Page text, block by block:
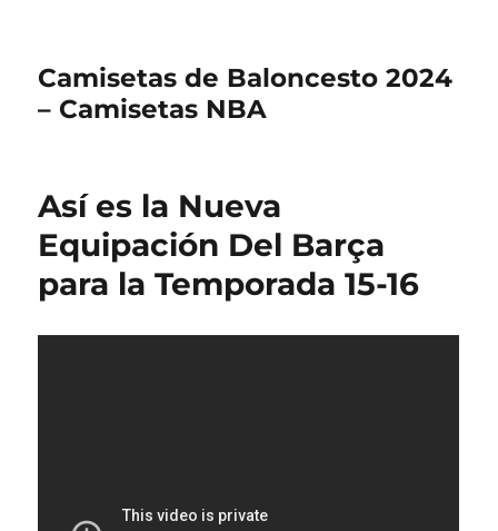
Camisetas de Baloncesto 2024
– Camisetas NBA
Así es la Nueva
Equipación Del Barça
para la Temporada 15-16